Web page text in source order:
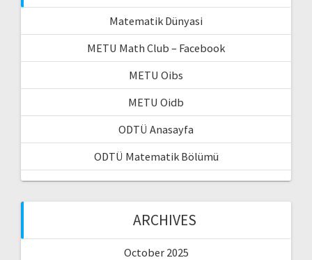
Matematik Dünyasi
METU Math Club – Facebook
METU Oibs
METU Oidb
ODTÜ Anasayfa
ODTÜ Matematik Bölümü
ARCHIVES
October 2025